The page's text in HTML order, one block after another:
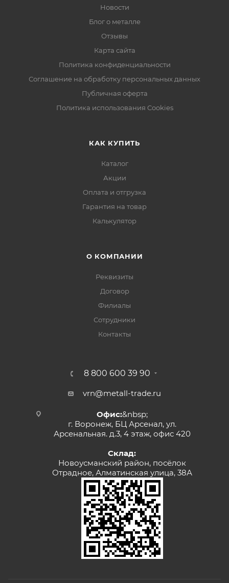
Новости
Блог о металле
Отзывы
Карта сайта
Политика конфиденциальности
Соглашение на обработку персональных данных
Публичная оферта
Политика использования Cookies
КАК КУПИТЬ
Каталог
Акции
Оплата и отгрузка
Гарантия на товар
Калькулятор
О КОМПАНИИ
Реквизиты
Договор
Филиалы
Сотрудники
Контакты
8 800 600 39 90
vrn@metall-trade.ru
Офис:&nbsp;
г. Воронеж, БЦ Арсенал, ул.
Арсенальная. д.3, 4 этаж, офис 420
Склад:
Новоусманский район, посёлок
Отрадное, Алматинская улица, 38А